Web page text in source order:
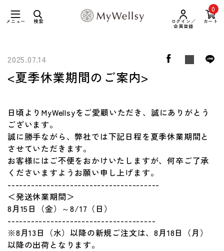
メニュー 検索 ログイン／
会員登録
0
カート
2025.07.14
<夏季休業期間のご案内>
日頃よりMyWellsyをご愛顧いただき、誠にありがとう
ございます。
誠に勝手ながら、弊社では下記日程を夏季休業期間と
させていただきます。
お客様にはご不便をおかけいたしますが、何卒ご了承
くださいますようお願い申し上げます。
---------------------------------------
＜発送休業期間＞
8月15日（金）～8/17（日）
--------------------------------------
※8月13日（水）以降の新規ご注文は、8月18日（月）
以降の出荷となります。